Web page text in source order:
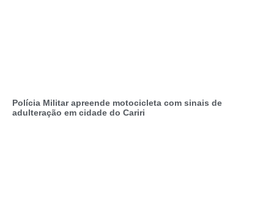
Polícia Militar apreende motocicleta com sinais de
adulteração em cidade do Cariri